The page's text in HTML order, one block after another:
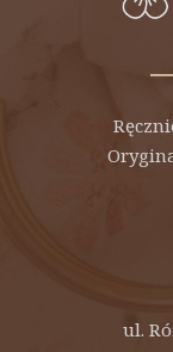
ul.